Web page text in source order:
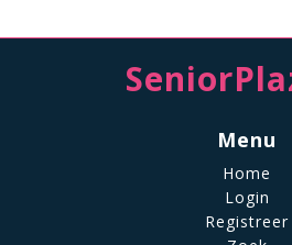
Menu
Home
Login
Registreer